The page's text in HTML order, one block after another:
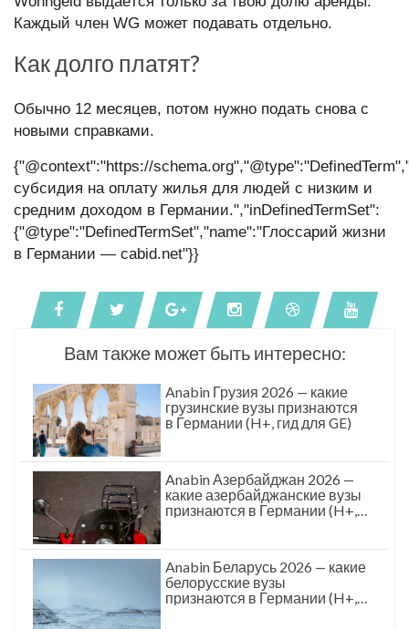
Каждый член WG может подавать отдельно.
Как долго платят?
Обычно 12 месяцев, потом нужно подать снова с
новыми справками.
{"@context":"https://
субсидия на оплату жилья для людей с низким и
средним доходом в Германии.","inDefinedTermSet":
{"@type":"DefinedTermSet","name":"Глоссарий жизни
в Германии — cabid.net"}}
Вам также может быть интересно:
Anabin Грузия 2026 — какие
грузинские вузы признаются
в Германии (H+, гид для GE)
Anabin Азербайджан 2026 —
какие азербайджанские вузы
признаются в Германии (H+,
Anabin Беларусь 2026 — какие
белорусские вузы
признаются в Германии (H+,